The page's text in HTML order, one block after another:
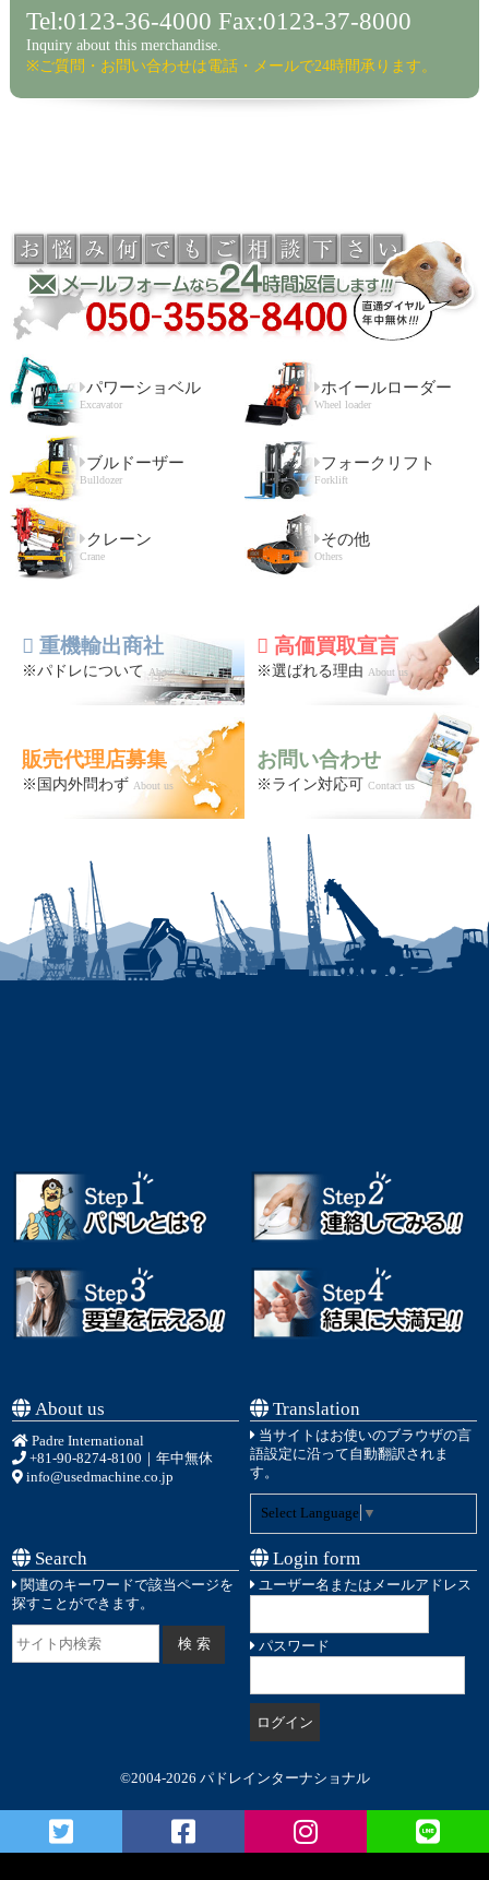
パワーショベル
Excavator
ホイールローダー
Wheel loader
ブルドーザー
Bulldozer
フォークリフト
Forklift
クレーン
Crane
その他
Others
Tel:0123-36-4000 Fax:0123-37-8000
Inquiry about this merchandise.
※ご質問・お問い合わせは電話・メールで24時間承ります。
重機輸出商社
※パドレについて About us
高価買取宣言
※選ばれる理由 About us
販売代理店募集
※国内外問わず About us
お問い合わせ
※ライン対応可 Contact us
About us
Padre International
+81-90-8274-8100 ｜年中無休
info@usedmachine.co.jp
Translation
当サイトはお使いのブラウザの言
語設定に沿って自動翻訳されま
す。
Select Language ▼
Search
関連のキーワードで該当ページを
探すことができます。
Login form
ユーザー名またはメールアドレス
パスワード
©2004-2026 パドレインターナショナル